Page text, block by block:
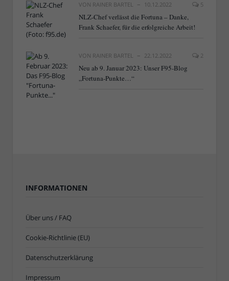
VON RAINER BARTEL 10.12.2022 5
NLZ-Chef verlässt die Fortuna – Danke,
Frank Schaefer, für die erfolgreiche Arbeit!
VON RAINER BARTEL 22.12.2022 2
Neu ab 9. Januar 2023: Unser F95-Blog
„Fortuna-Punkte…“
INFORMATIONEN
Über uns / FAQ
Cookie-Richtlinie (EU)
Datenschutzerklärung
Impressum